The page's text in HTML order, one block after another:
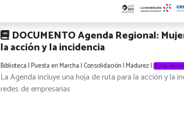
DOCUMENTO Agenda Regional:
la acción y la incidencia
Biblioteca | Puesta en Marcha | Consolidación | Madurez | Emp.
La Agenda incluye una hoja de ruta para la acción y la
redes de empresarias